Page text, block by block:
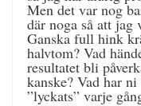
Men det var nog
där noga så att jag
Ganska full hink
halvtom? Vad
resultatet bli
kanske? Vad har
”lyckats” varje